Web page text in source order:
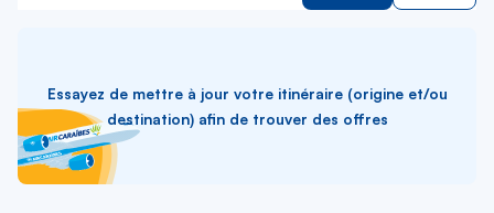
Essayez de mettre à jour votre itinéraire (origine et/ou
destination) afin de trouver des offres